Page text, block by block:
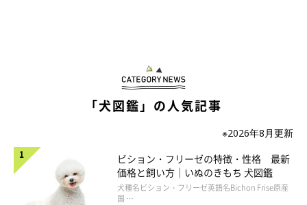
「犬図鑑」の人気記事
※2026年8月更新
ビション・フリーゼの特徴・性格 最新
価格と飼い方｜いぬのきもち 犬図鑑
犬種名ビション・フリーゼ英語名Bichon Frise原産
国 …